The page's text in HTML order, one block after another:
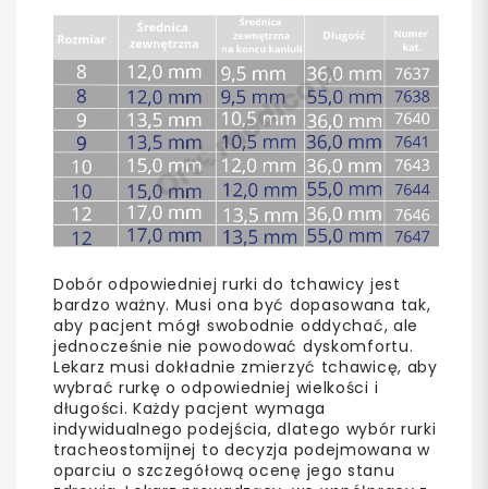
Dobór odpowiedniej rurki do tchawicy jest
bardzo ważny. Musi ona być dopasowana tak,
aby pacjent mógł swobodnie oddychać, ale
jednocześnie nie powodować dyskomfortu.
Lekarz musi dokładnie zmierzyć tchawicę, aby
wybrać rurkę o odpowiedniej wielkości i
długości. Każdy pacjent wymaga
indywidualnego podejścia, dlatego wybór rurki
tracheostomijnej to decyzja podejmowana w
oparciu o szczegółową ocenę jego stanu